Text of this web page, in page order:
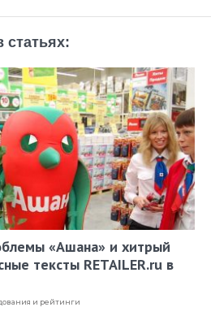
статьях:
«Ашана» и хитрый
тексты RETAILER.ru в
и рейтинги